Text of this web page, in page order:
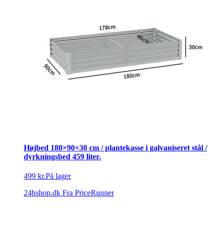
Højbed 180×90×30 cm / plantekasse i galvaniseret stål /
dyrkningsbed 459 liter.
499 kr.På lager
24hshop.dk Fra PriceRunner